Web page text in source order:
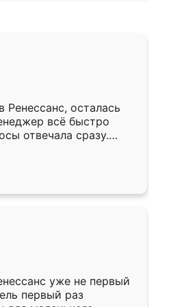
Ренессанс, осталась
всё быстро
отвечала сразу.
субботу, подошёл к
Собрали
аккуратно, даже
уже не первый
первый раз